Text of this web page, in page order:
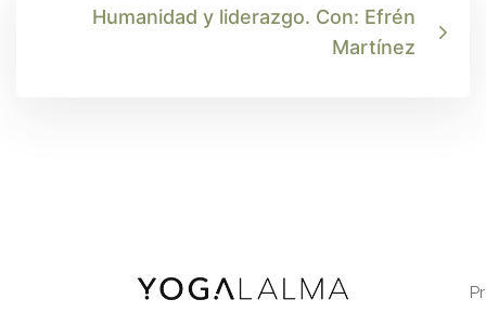
Humanidad y liderazgo. Con: Efrén
Martínez